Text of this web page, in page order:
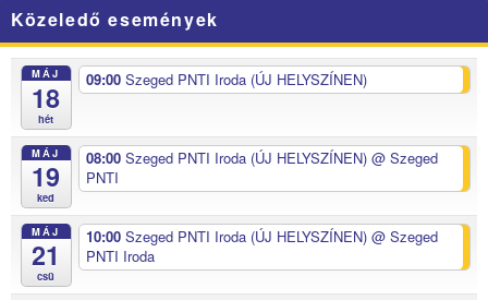
Közeledő események
MÁJ
18
hét
09:00 Szeged PNTI Iroda (ÚJ HELYSZÍNEN)
MÁJ
19
ked
08:00 Szeged PNTI Iroda (ÚJ HELYSZÍNEN) @ Szeged
PNTI
MÁJ
21
csü
10:00 Szeged PNTI Iroda (ÚJ HELYSZÍNEN) @ Szeged
PNTI Iroda